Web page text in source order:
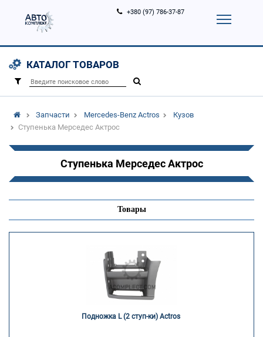
0)
Услуги
+380 (97) 786-37-87
КАТАЛОГ ТОВАРОВ
Запчасти Mercedes-Benz Actros
Кузов
Ступенька Мерседес Актрос
Ступенька Мерседес Актрос
Товары
Подножка L (2 ступ-ки) Actros